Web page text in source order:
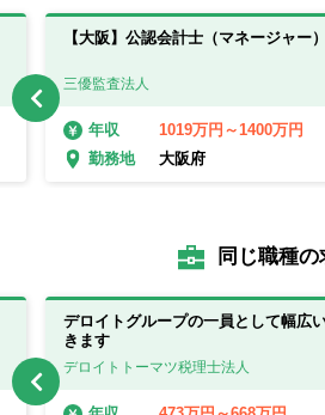
【大阪】公認会計士（マネージャー）
三優監査法人
年収
1019万円～1400万円
勤務地
大阪府
同じ職種の
デロイトグループの一員として幅広
きます
デロイトトーマツ税理士法人